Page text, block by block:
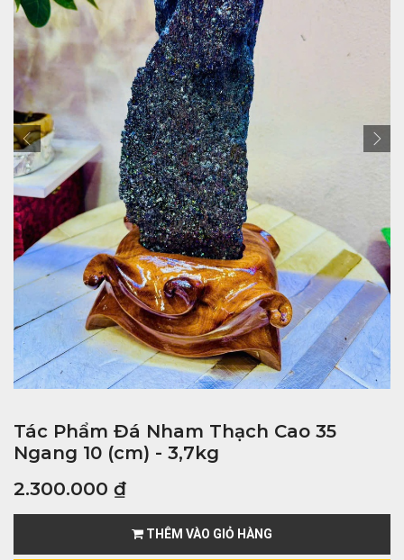
Tác Phẩm Đá Nham Thạch Cao 35
Ngang 10 (cm) - 3,7kg
2.300.000 ₫
THÊM VÀO GIỎ HÀNG